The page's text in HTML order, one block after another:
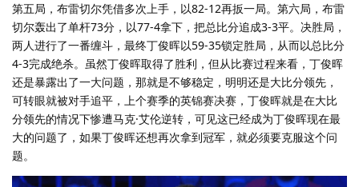
第五局，布雷切尔凭借多次上手，以82-12再扳一局。第六局，布雷
切尔轰出了单杆73分，以77-4拿下，把总比分追成3-3平。决胜局，
两人进行了一番缠斗，最终丁俊晖以59-35锁定胜局，从而以总比分
4-3完成绝杀。虽然丁俊晖取得了胜利，但从比赛过程来看，丁俊晖
还是暴露出了一大问题，那就是不够稳定，明明还是大比分领先，
可转眼就被对手追平，上个赛季的英锦赛决赛，丁俊晖就是在大比
分领先的情况下惨遭马克·艾伦逆转，可见这已经成为丁俊晖现在最
大的问题了，如果丁俊晖还想再次拿到冠军，就必须要克服这个问
题。